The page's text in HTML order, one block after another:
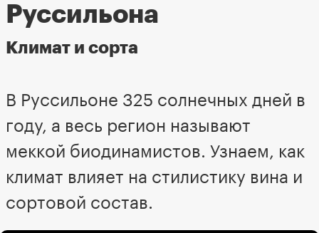
Руссильона
Климат и сорта
В Руссильоне 325 солнечных дней в
году, а весь регион называют
меккой биодинамистов. Узнаем, как
климат влияет на стилистику вина и
сортовой состав.